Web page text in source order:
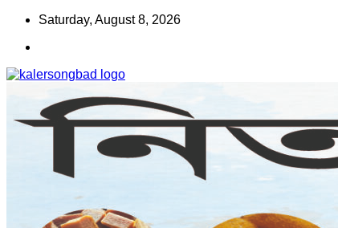
Skip
content
Saturday, August 8, 2026
কালের সংবাদ
www.kalersongbad.com